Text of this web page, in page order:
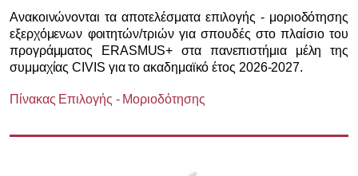
Ανακοινώνονται τα αποτελέσματα επιλογής - μοριοδότησης
εξερχόμενων φοιτητών/τριών για σπουδές στο πλαίσιο του
προγράμματος ERASMUS+ στα πανεπιστήμια μέλη της
συμμαχίας CIVIS για το ακαδημαϊκό έτος 2026-2027.
Πίνακας Επιλογής - Μοριοδότησης